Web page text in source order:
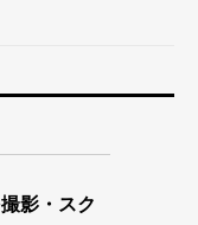
影・スク